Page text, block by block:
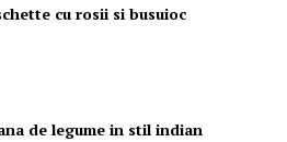
cu rosii si busuioc
de legume in stil indian